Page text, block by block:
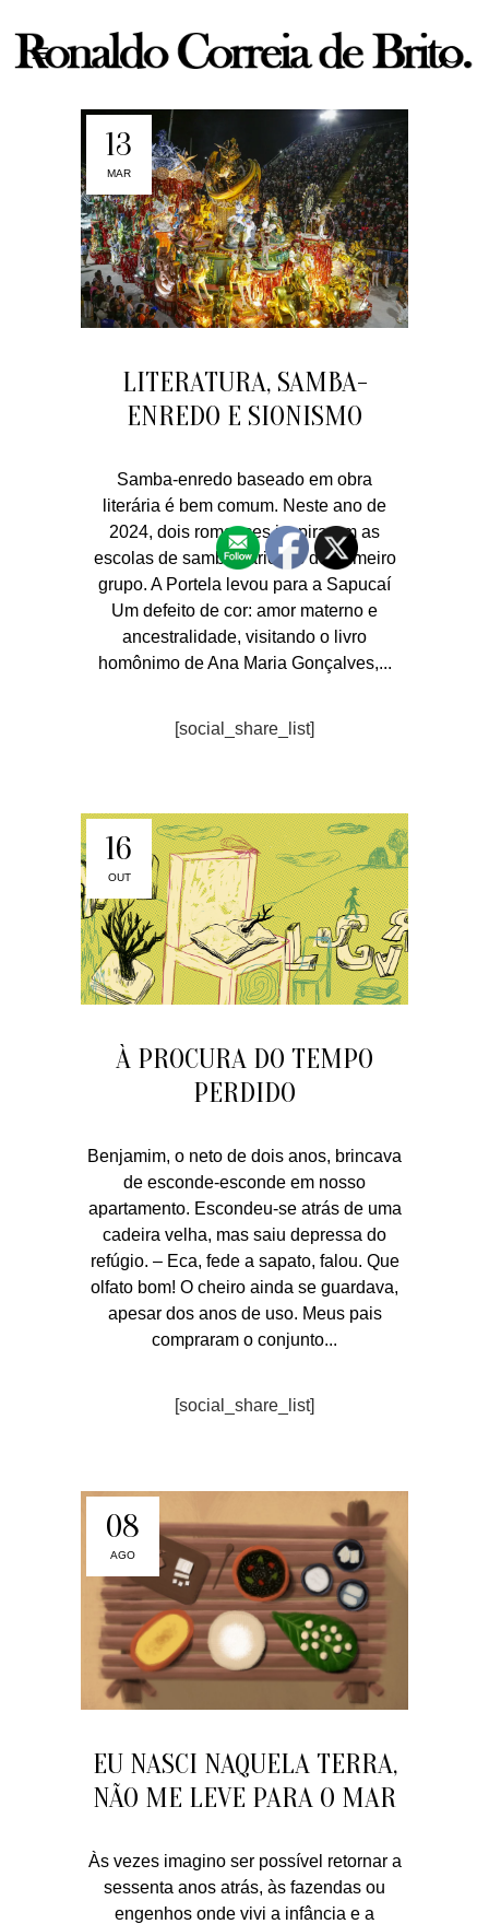
13
MAR
LITERATURA, SAMBA-
ENREDO E SIONISMO
Samba-enredo baseado em obra
literária é bem comum. Neste ano de
2024, dois romances inspiraram as
escolas de samba cariocas do primeiro
grupo. A Portela levou para a Sapucaí
Um defeito de cor: amor materno e
ancestralidade, visitando o livro
homônimo de Ana Maria Gonçalves,...
[social_share_list]
16
OUT
À PROCURA DO TEMPO
PERDIDO
Benjamim, o neto de dois anos, brincava
de esconde-esconde em nosso
apartamento. Escondeu-se atrás de uma
cadeira velha, mas saiu depressa do
refúgio. – Eca, fede a sapato, falou. Que
olfato bom! O cheiro ainda se guardava,
apesar dos anos de uso. Meus pais
compraram o conjunto...
[social_share_list]
08
AGO
EU NASCI NAQUELA TERRA,
NÃO ME LEVE PARA O MAR
Às vezes imagino ser possível retornar a
sessenta anos atrás, às fazendas ou
engenhos onde vivi a infância e a